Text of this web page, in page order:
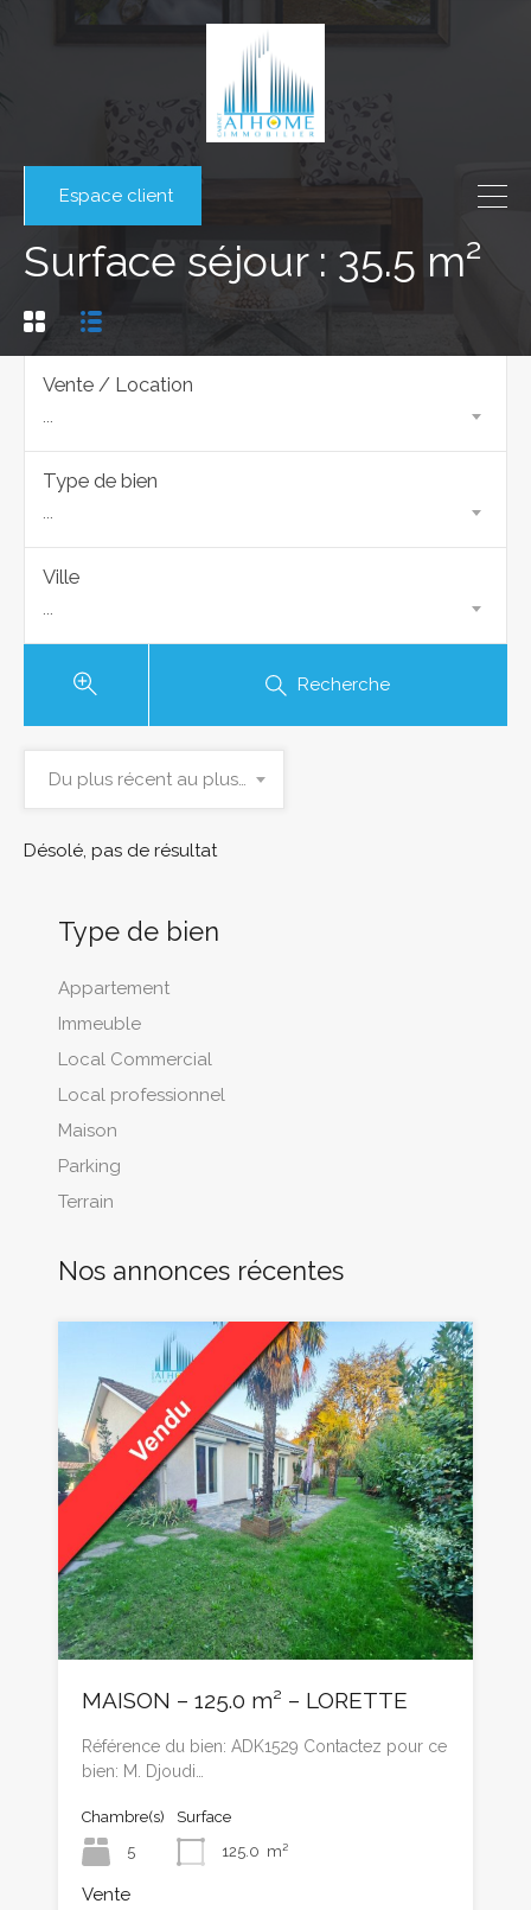
Espace client
Surface séjour : 35.5 m²
Vente / Location
...
Type de bien
...
Ville
...
Recherche
Du plus récent au plus ancien
Désolé, pas de résultat
Type de bien
Appartement
Immeuble
Local Commercial
Local professionnel
Maison
Parking
Terrain
Nos annonces récentes
MAISON – 125.0 m² – LORETTE
Référence du bien: ADK1529 Contactez pour ce
bien: M. Djoudi…
Chambre(s)
5
Surface
125.0 m²
Vente